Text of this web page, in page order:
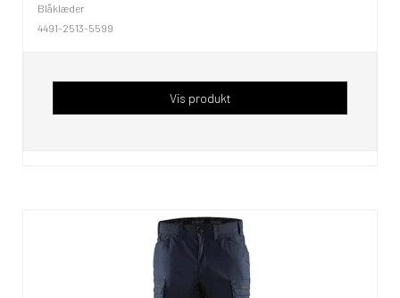
Blåklæder
4491-2513-5599
Vis produkt